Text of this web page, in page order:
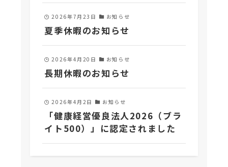
2026年7月23日 お知らせ
夏季休暇のお知らせ
2026年4月20日 お知らせ
長期休暇のお知らせ
2026年4月2日 お知らせ
「健康経営優良法人2026（ブラ
イト500）」に認定されました